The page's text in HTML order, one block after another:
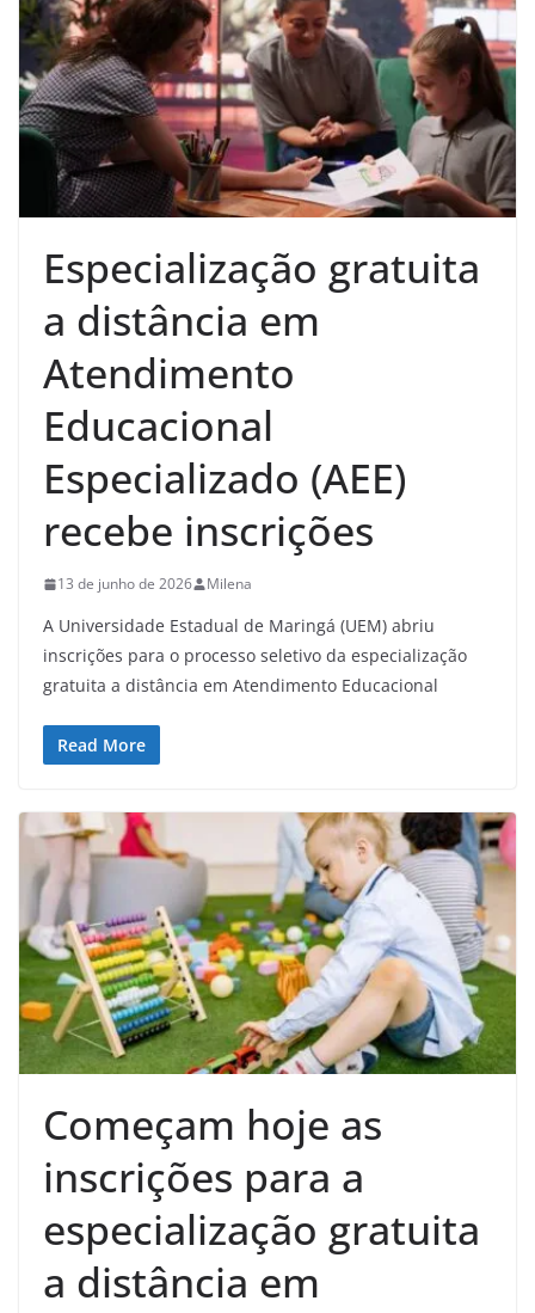
Especialização gratuita
a distância em
Atendimento
Educacional
Especializado (AEE)
recebe inscrições
13 de junho de 2026 Milena
A Universidade Estadual de Maringá (UEM) abriu
inscrições para o processo seletivo da especialização
gratuita a distância em Atendimento Educacional
Read More
Começam hoje as
inscrições para a
especialização gratuita
a distância em